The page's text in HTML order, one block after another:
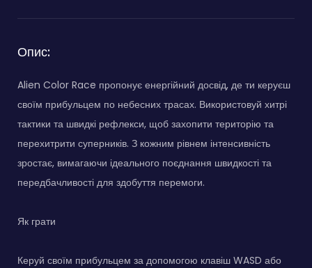
Опис:
Alien Color Race пропонує енергійний досвід, де ти керуєш
своїм прибульцем по небесних трасах. Використовуй хитрі
тактики та швидкі рефлекси, щоб захопити територію та
перехитрити суперників. З кожним рівнем інтенсивність
зростає, вимагаючи ідеального поєднання швидкості та
передбачливості для здобуття перемоги.
Як грати
Керуй своїм прибульцем за допомогою клавіш WASD або